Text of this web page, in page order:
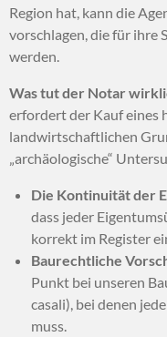
Region hat, kann die
vorschlagen, die für ihre
werden.
Was tut der Notar
erfordert der Kauf eines
landwirtschaftlichen
„archäologische“
Die Kontinuität der
dass jeder
korrekt im Register
Baurechtliche
Punkt bei unseren
casali), bei denen
muss.